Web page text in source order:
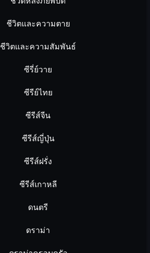
ชีวิตและความตาย
ชีวิตและความสัมพันธ์
ซีรี่ย์วาย
ซีรีย์ไทย
ซีรีส์จีน
ซีรีส์ญี่ปุ่น
ซีรีส์ฝรั่ง
ซีรีส์เกาหลี
ดนตรี
ดราม่า